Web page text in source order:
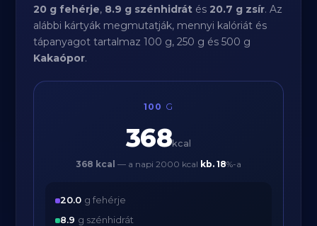
20 g fehérje, 8.9 g szénhidrát és20.7 g zsír. Az
alábbi kártyák megmutatják, mennyi kalóriát és
tápanyagot tartalmaz 100 g, 250 g és 500 g
Kakaópor.
100 G
368kcal
368 kcal — a napi 2000 kcal kb. 18%-a
20.0 g fehérje
8.9 g szénhidrát